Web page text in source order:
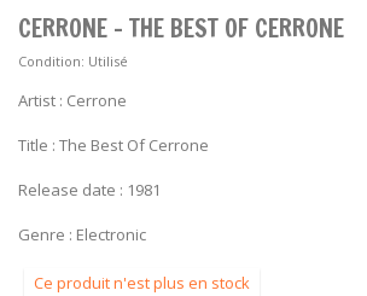
CERRONE - THE BEST OF CERRONE
Condition: Utilisé
Artist : Cerrone
Title : The Best Of Cerrone
Release date : 1981
Genre : Electronic
Ce produit n'est plus en stock